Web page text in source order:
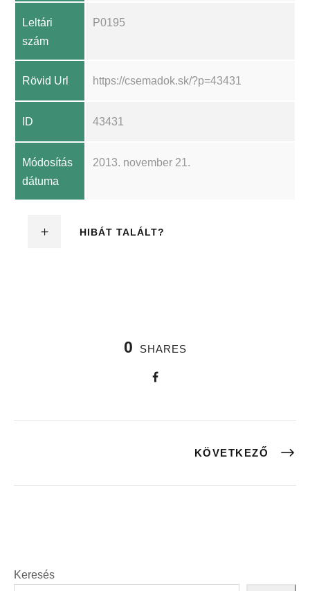
Leltári
szám
P0195
Rövid Url https://csemadok.sk/?p=43431
ID 43431
Módosítás
dátuma
2013. november 21.
HIBÁT TALÁLT?
0 SHARES
KÖVETKEZŐ
Keresés